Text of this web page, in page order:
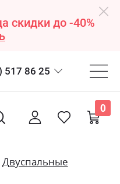
скидки до -40%
517 86 25
0
Двуспальные